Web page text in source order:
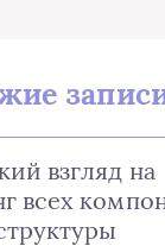
взгляд на
всех